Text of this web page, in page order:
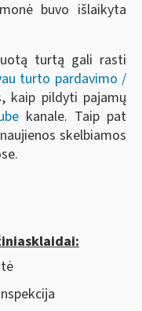
buvo išlaikyta
turtą gali rasti
turto pardavimo /
kaip pildyti pajamų
kanale. Taip pat
skelbiamos